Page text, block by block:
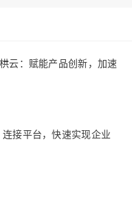
云：赋能产品创新，加速
接平台，快速实现企业